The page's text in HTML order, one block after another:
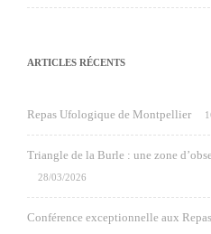
ARTICLES RÉCENTS
Repas Ufologique de Montpellier
Triangle de la Burle : une zone
28/03/2026
Conférence exceptionnelle aux